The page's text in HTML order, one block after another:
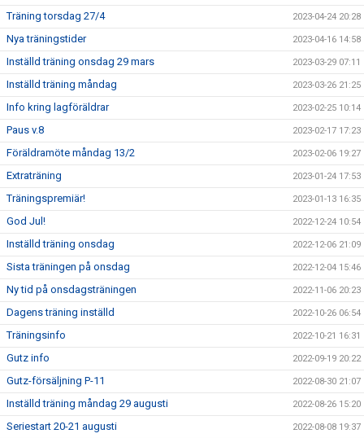
Träning torsdag 27/4 2023-04-24 20:28
Nya träningstider 2023-04-16 14:58
Inställd träning onsdag 29 mars 2023-03-29 07:11
Inställd träning måndag 2023-03-26 21:25
Info kring lagföräldrar 2023-02-25 10:14
Paus v.8 2023-02-17 17:23
Föräldramöte måndag 13/2 2023-02-06 19:27
Extraträning 2023-01-24 17:53
Träningspremiär! 2023-01-13 16:35
God Jul! 2022-12-24 10:54
Inställd träning onsdag 2022-12-06 21:09
Sista träningen på onsdag 2022-12-04 15:46
Ny tid på onsdagsträningen 2022-11-06 20:23
Dagens träning inställd 2022-10-26 06:54
Träningsinfo 2022-10-21 16:31
Gutz info 2022-09-19 20:22
Gutz-försäljning P-11 2022-08-30 21:07
Inställd träning måndag 29 augusti 2022-08-26 15:20
Seriestart 20-21 augusti 2022-08-08 19:37